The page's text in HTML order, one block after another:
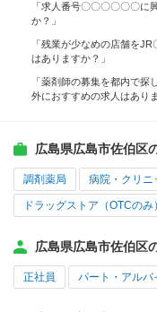
「求人番号〇〇〇〇〇〇
か？」
「残業が少なめの店舗を
はありますか？」
「薬剤師の募集を都内で
外におすすめの求人はあり
広島県広島市佐伯区
調剤薬局 病院・クリニ
ドラッグストア（OTCのみ）
広島県広島市佐伯区
正社員 パート・アルバ